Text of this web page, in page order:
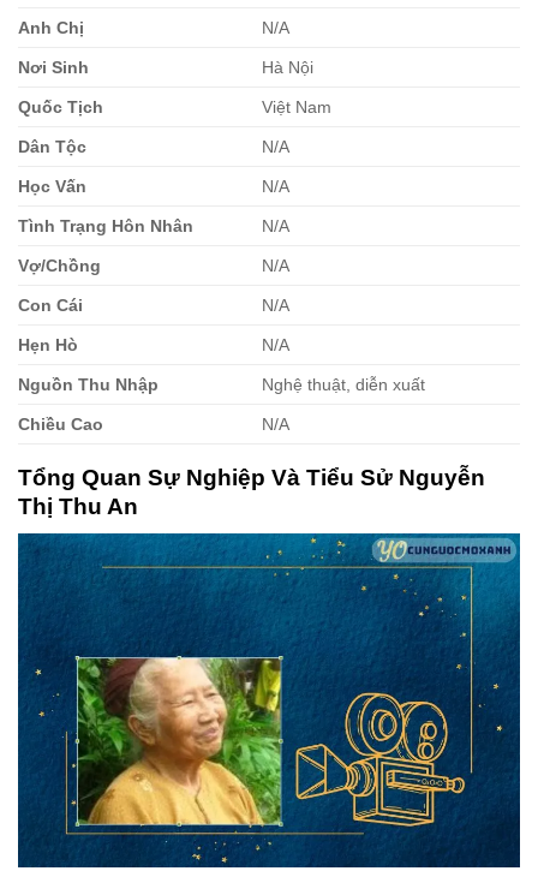
Anh Chị N/A
Nơi Sinh Hà Nội
Quốc Tịch Việt Nam
Dân Tộc N/A
Học Vấn N/A
Tình Trạng Hôn Nhân N/A
Vợ/Chồng N/A
Con Cái N/A
Hẹn Hò N/A
Nguồn Thu Nhập Nghệ thuật, diễn xuất
Chiều Cao N/A
Tổng Quan Sự Nghiệp Và Tiểu Sử Nguyễn
Thị Thu An